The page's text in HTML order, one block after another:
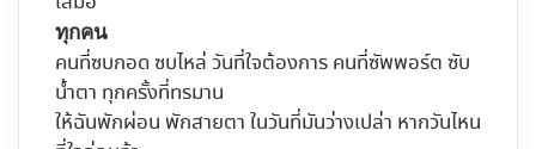
ทุกคน
คนที่ซบกอด ซบไหล่ วันที่ใจต้องการ คนที่ซัพพอร์ต ซับ
น้ำตา ทุกครั้งที่ทรมาน
ให้ฉันพักผ่อน พักสายตา ในวันที่มันว่างเปล่า หากวันไหน